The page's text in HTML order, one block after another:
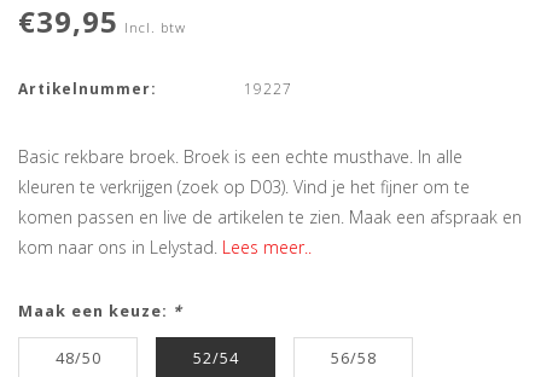
€39,95 Incl. btw
Artikelnummer: 19227
Basic rekbare broek. Broek is een echte musthave. In alle
kleuren te verkrijgen (zoek op D03). Vind je het fijner om te
komen passen en live de artikelen te zien. Maak een afspraak en
kom naar ons in Lelystad. Lees meer..
Maak een keuze: *
48/50 52/54 56/58